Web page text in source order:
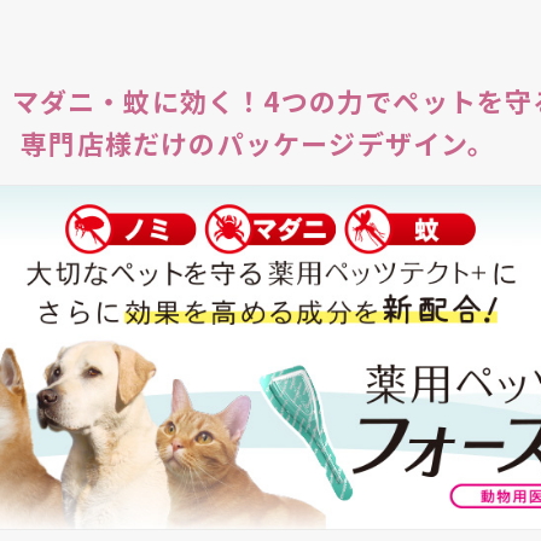
マダニ・蚊に効く！4つの力でペットを守
専門店様だけのパッケージデザイン。